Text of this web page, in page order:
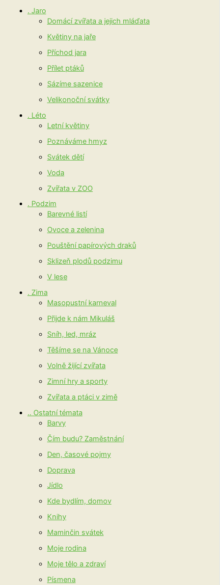
. Jaro
Domácí zvířata a jejich mláďata
Květiny na jaře
Příchod jara
Přílet ptáků
Sázíme sazenice
Velikonoční svátky
. Léto
Letní květiny
Poznáváme hmyz
Svátek dětí
Voda
Zvířata v ZOO
. Podzim
Barevné listí
Ovoce a zelenina
Pouštění papírových draků
Sklizeň plodů podzimu
V lese
. Zima
Masopustní karneval
Přijde k nám Mikuláš
Sníh, led, mráz
Těšíme se na Vánoce
Volně žijící zvířata
Zimní hry a sporty
Zvířata a ptáci v zimě
.. Ostatní témata
Barvy
Čím budu? Zaměstnání
Den, časové pojmy
Doprava
Jídlo
Kde bydlím, domov
Knihy
Maminčin svátek
Moje rodina
Moje tělo a zdraví
Písmena